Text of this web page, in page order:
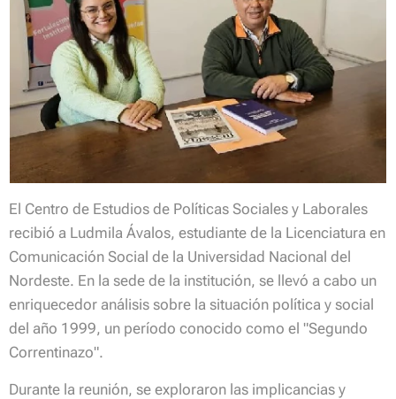
El Centro de Estudios de Políticas Sociales y Laborales
recibió a Ludmila Ávalos, estudiante de la Licenciatura en
Comunicación Social de la Universidad Nacional del
Nordeste. En la sede de la institución, se llevó a cabo un
enriquecedor análisis sobre la situación política y social
del año 1999, un período conocido como el "Segundo
Correntinazo".
Durante la reunión, se exploraron las implicancias y